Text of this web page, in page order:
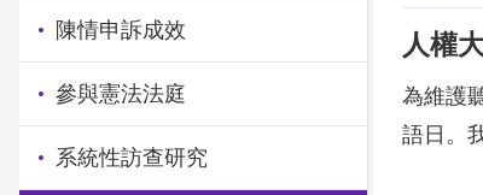
陳情申訴成效
參與憲法法庭
系統性訪查研究
人權
為維護
語日。